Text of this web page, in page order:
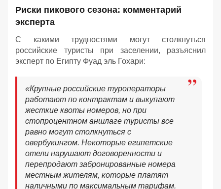
Риски пикового сезона: комментарий
эксперта
С какими трудностями могут столкнуться
российские туристы при заселении, разъяснил
эксперт по Египту Фуад эль Гохари:
«Крупные российские туроператоры
работают по контрактам и выкупают
жесткие квоты номеров, но при
стопроцентном аншлаге туристы все
равно могут столкнуться с
овербукингом. Некоторые египетские
отели нарушают договоренности и
перепродают забронированные номера
местным жителям, которые платят
наличными по максимальным тарифам.